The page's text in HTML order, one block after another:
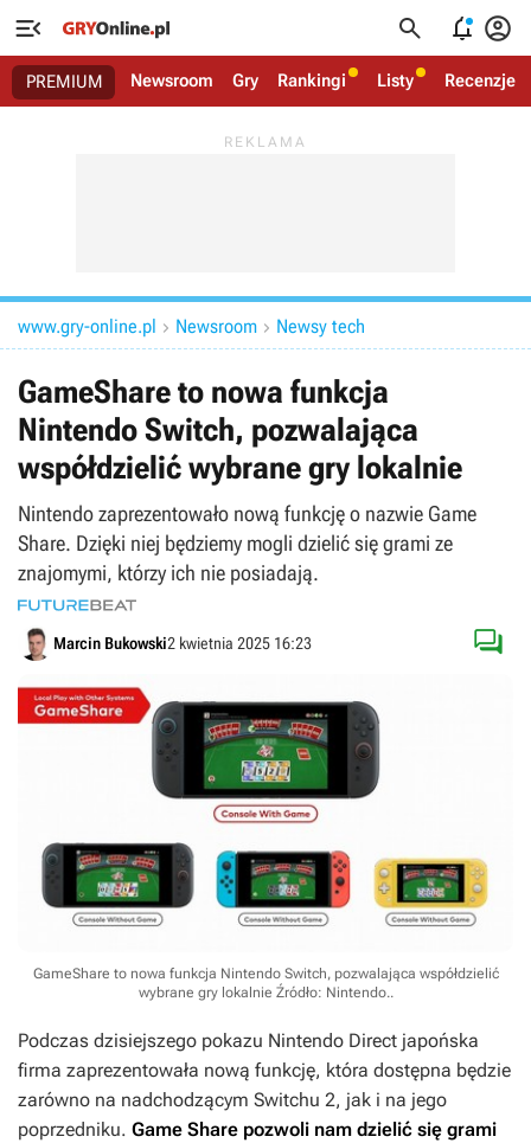
   
PREMIUM Newsroom Gry Rankingi Listy Recenzje
www.gry-online.pl  Newsroom  Newsy tech
GameShare to nowa funkcja
Nintendo Switch, pozwalająca
współdzielić wybrane gry lokalnie
Nintendo zaprezentowało nową funkcję o nazwie Game
Share. Dzięki niej będziemy mogli dzielić się grami ze
znajomymi, którzy ich nie posiadają.
Marcin Bukowski2 kwietnia 2025 16:23 
GameShare to nowa funkcja Nintendo Switch, pozwalająca współdzielić
wybrane gry lokalnie Źródło: Nintendo..
Podczas dzisiejszego pokazu Nintendo Direct japońska
firma zaprezentowała nową funkcję, która dostępna będzie
zarówno na nadchodzącym Switchu 2, jak i na jego
poprzedniku. Game Share pozwoli nam dzielić się grami